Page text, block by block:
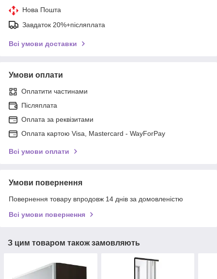
Нова Пошта
Завдаток 20%+післяплата
Всі умови доставки
Умови оплати
Оплатити частинами
Післяплата
Оплата за реквізитами
Оплата картою Visa, Mastercard - WayForPay
Всі умови оплати
Умови повернення
Повернення товару впродовж 14 днів за домовленістю
Всі умови повернення
З цим товаром також замовляють